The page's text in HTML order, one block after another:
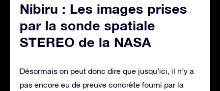
Nibiru : Les images prises
par la sonde spatiale
STEREO de la NASA
Désormais on peut donc dire que jusqu’ici, il n’y a
pas encore eu de preuve concrète fourni par la